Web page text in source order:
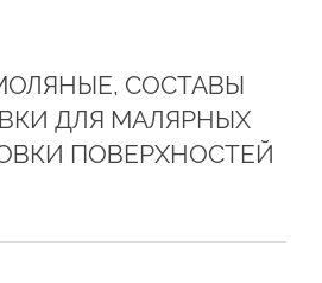
СОСТАВЫ
ДЛЯ МАЛЯРНЫХ
ПОВЕРХНОСТЕЙ